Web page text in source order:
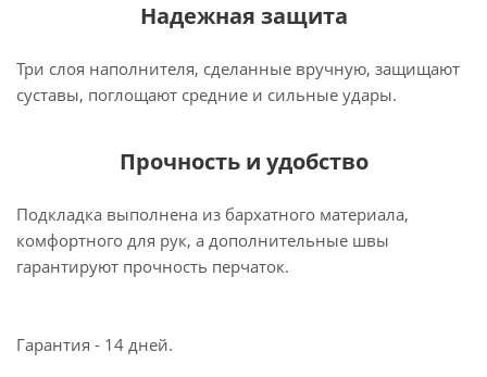
Надежная защита
Три слоя наполнителя, сделанные вручную, защищают
суставы, поглощают средние и сильные удары.
Прочность и удобство
Подкладка выполнена из бархатного материала,
комфортного для рук, а дополнительные швы
гарантируют прочность перчаток.
Гарантия - 14 дней.